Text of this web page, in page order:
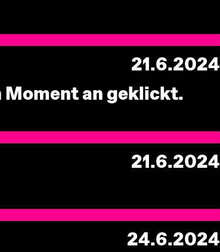
21.6.2024
Moment an geklickt.
21.6.2024
24.6.2024